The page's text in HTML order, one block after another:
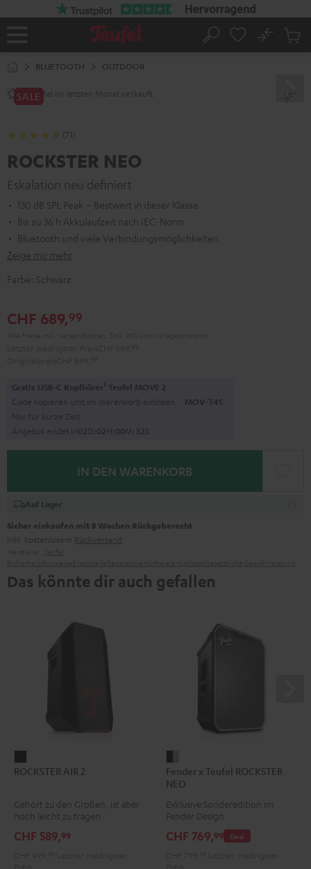
Startseite
Suche
No
BLUETOOTH OUTDOOR
250+Mal im letzten Monat verkauft.
SALE
(71)
ROCKSTER NEO
Eskalation neu definiert
130 dB SPL Peak – Bestwert in dieser Klasse
Bis zu 36 h Akkulaufzeit nach IEC-Norm
Bluetooth und viele Verbindungsmöglichkeiten
Zeige mir mehr
Farbe: Schwarz
CHF 689,99
Gratis USB-C Kopfhörer1 Teufel MOVE 2
Code kopieren und im Warenkorb einlösen. MOV-T4S
Nur für kurze Zeit
Angebot endet in02D:02H:00M: 31S
IN DEN WARENKORB
Auf Lager
Sicher einkaufen mit 8 Wochen Rückgaberecht
inkl. kostenlosem Rückversand
Das könnte dir auch gefallen
AIR
Schwarz
ROCKSTER AIR 2
Gehört zu den Großen, ist aber
noch leicht zu tragen
CHF 589,99
x
Teufel
ROCKSTER
Black
Fender x Teufel ROCKSTER
NEO
Exklusive Sonderedition im
Fender Design
Deal
CHF 769,99